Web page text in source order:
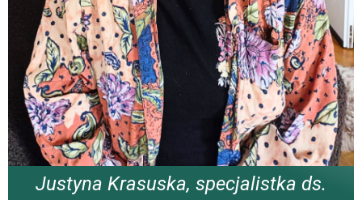
Justyna Krasuska, specjalistka ds.